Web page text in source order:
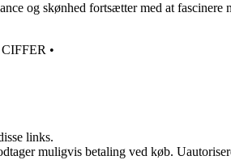
og skønhed fortsætter med at
CIFFER •
links.
muligvis betaling ved køb.